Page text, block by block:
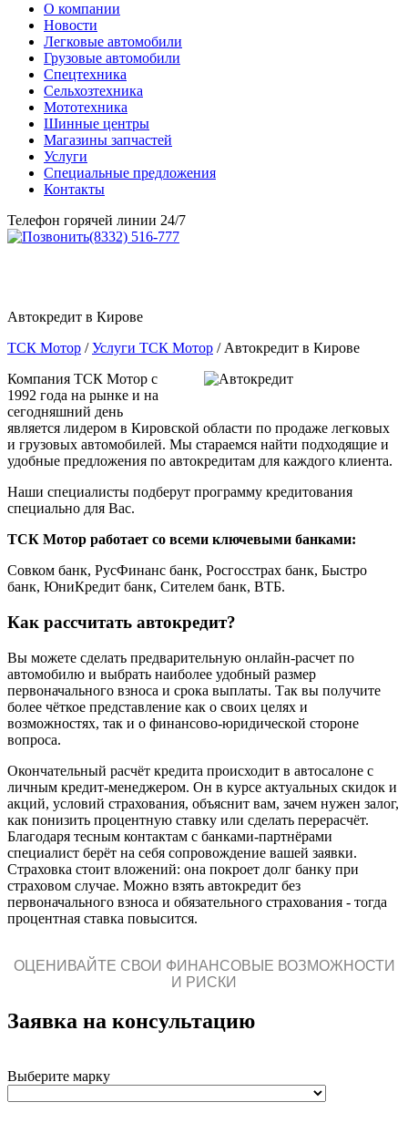
О компании
Новости
Легковые автомобили
Грузовые автомобили
Спецтехника
Сельхозтехника
Мототехника
Шинные центры
Магазины запчастей
Услуги
Специальные предложения
Контакты
Телефон горячей линии 24/7
(8332) 516-777
Автокредит в Кирове
ТСК Мотор / Услуги ТСК Мотор /Автокредит в Кирове
Компания ТСК Мотор с
1992 года на рынке и на
сегодняшний день
является лидером в Кировской области по продаже легковых
и грузовых автомобилей. Мы стараемся найти подходящие и
удобные предложения по автокредитам для каждого клиента.
Наши специалисты подберут программу кредитования
специально для Вас.
ТСК Мотор работает со всеми ключевыми банками:
Совком банк, РусФинанс банк, Росгосстрах банк, Быстро
банк, ЮниКредит банк, Сителем банк, ВТБ.
Как рассчитать автокредит?
Вы можете сделать предварительную онлайн-расчет по
автомобилю и выбрать наиболее удобный размер
первоначального взноса и срока выплаты. Так вы получите
более чёткое представление как о своих целях и
возможностях, так и о финансово-юридической стороне
вопроса.
Окончательный расчёт кредита происходит в автосалоне с
личным кредит-менеджером. Он в курсе актуальных скидок и
акций, условий страхования, объяснит вам, зачем нужен залог,
как понизить процентную ставку или сделать перерасчёт.
Благодаря тесным контактам с банками-партнёрами
специалист берёт на себя сопровождение вашей заявки.
Страховка стоит вложений: она покроет долг банку при
страховом случае. Можно взять автокредит без
первоначального взноса и обязательного страхования - тогда
процентная ставка повысится.
ОЦЕНИВАЙТЕ СВОИ ФИНАНСОВЫЕ ВОЗМОЖНОСТИ
И РИСКИ
Заявка на консультацию
Выберите марку